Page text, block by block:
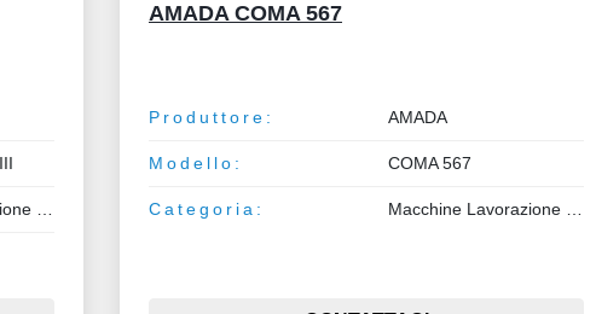
Macchine Lavorazione Lamiera e Tubo
AMADA COMA 567
Produttore: AMADA
Modello: COMA 567
Categoria: Macchine Lavorazione Lamiera e Tubo